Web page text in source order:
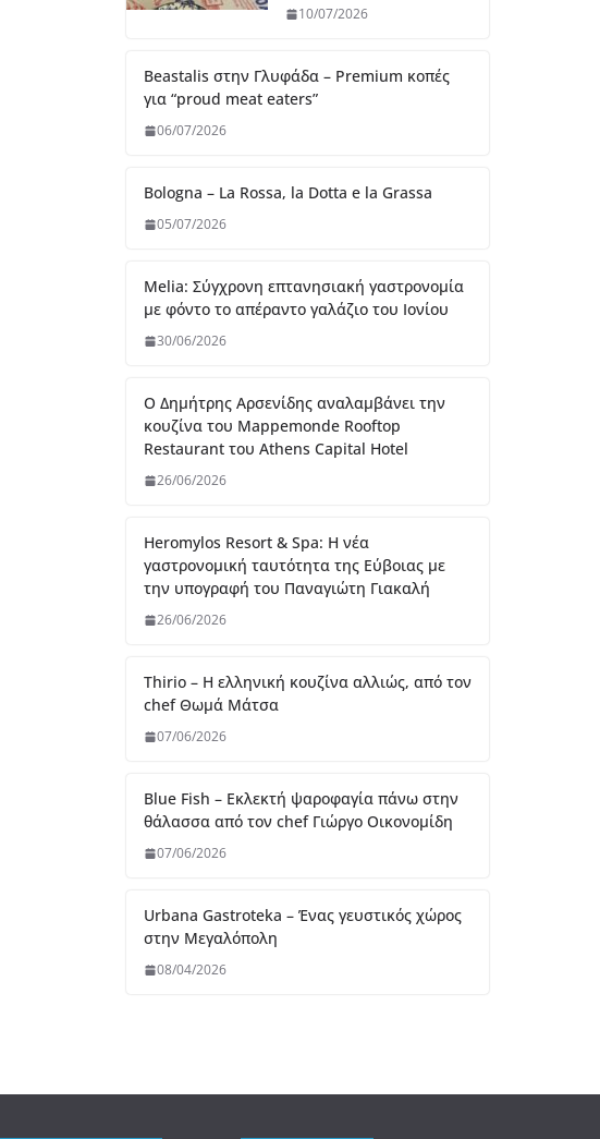
10/07/2026
Beastalis στην Γλυφάδα – Premium κοπές
για “proud meat eaters”
06/07/2026
Bologna – La Rossa, la Dotta e la Grassa
05/07/2026
Melia: Σύγχρονη επτανησιακή γαστρονομία
με φόντο το απέραντο γαλάζιο του Ιονίου
30/06/2026
Ο Δημήτρης Αρσενίδης αναλαμβάνει την
κουζίνα του Mappemonde Rooftop
Restaurant του Athens Capital Hotel
26/06/2026
Heromylos Resort & Spa: Η νέα
γαστρονομική ταυτότητα της Εύβοιας με
την υπογραφή του Παναγιώτη Γιακαλή
26/06/2026
Thirio – Η ελληνική κουζίνα αλλιώς, από τον
chef Θωμά Μάτσα
07/06/2026
Blue Fish – Εκλεκτή ψαροφαγία πάνω στην
θάλασσα από τον chef Γιώργο Οικονομίδη
07/06/2026
Urbana Gastroteka – Ένας γευστικός χώρος
στην Μεγαλόπολη
08/04/2026